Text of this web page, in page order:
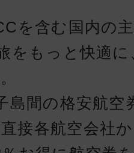
を含む国内の
をもっと快適
島間の格安航
接各航空会社